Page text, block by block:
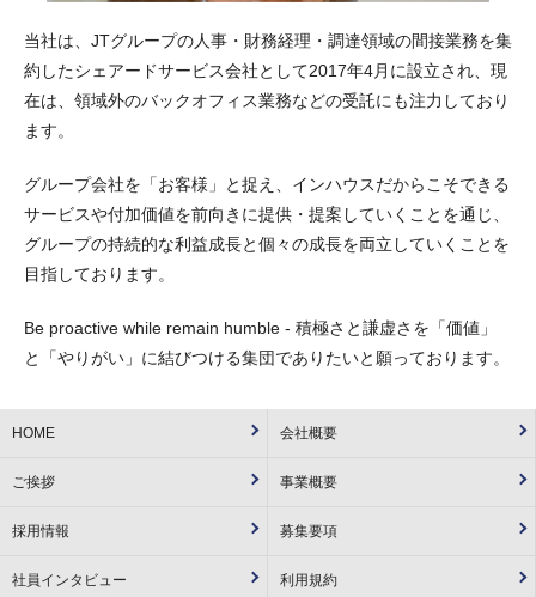
当社は、JTグループの人事・財務経理・調達領域の間接業務を集
約したシェアードサービス会社として2017年4月に設立され、現
在は、領域外のバックオフィス業務などの受託にも注力しており
ます。
グループ会社を「お客様」と捉え、インハウスだからこそできる
サービスや付加価値を前向きに提供・提案していくことを通じ、
グループの持続的な利益成長と個々の成長を両立していくことを
目指しております。
Be proactive while remain humble - 積極さと謙虚さを「価値」
と「やりがい」に結びつける集団でありたいと願っております。
HOME 会社概要
ご挨拶 事業概要
採用情報 募集要項
社員インタビュー 利用規約